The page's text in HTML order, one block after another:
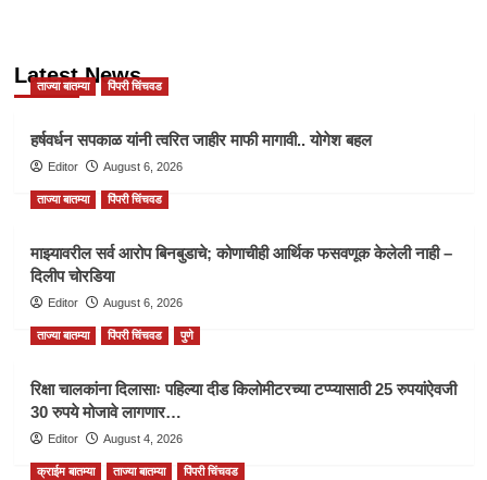
Latest News
ताज्या बातम्या पिंपरी चिंचवड
हर्षवर्धन सपकाळ यांनी त्वरित जाहीर माफी मागावी.. योगेश बहल
Editor August 6, 2026
ताज्या बातम्या पिंपरी चिंचवड
माझ्यावरील सर्व आरोप बिनबुडाचे; कोणाचीही आर्थिक फसवणूक केलेली नाही –
दिलीप चोरडिया
Editor August 6, 2026
ताज्या बातम्या पिंपरी चिंचवड पुणे
रिक्षा चालकांना दिलासाः पहिल्या दीड किलोमीटरच्या टप्प्यासाठी 25 रुपयांऐवजी
30 रुपये मोजावे लागणार…
Editor August 4, 2026
क्राईम बातम्या ताज्या बातम्या पिंपरी चिंचवड